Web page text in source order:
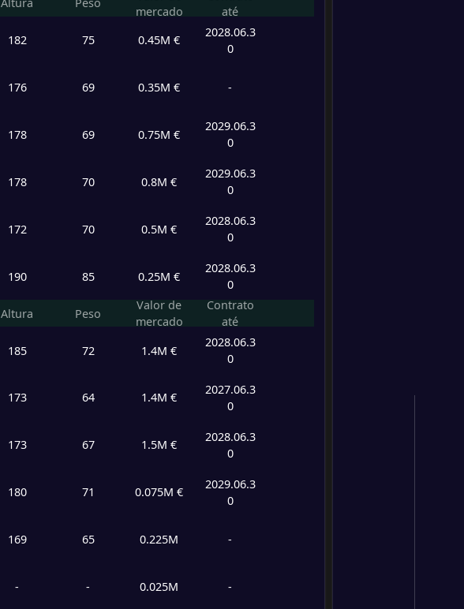
mercado
até
182 75 0.45M €
2028.06.3
0
176 69 0.35M € -
178 69 0.75M €
2029.06.3
0
178 70 0.8M €
2029.06.3
0
172 70 0.5M €
2028.06.3
0
190 85 0.25M €
2028.06.3
0
Altura Peso
Valor de
mercado
Contrato
até
185 72 1.4M €
2028.06.3
0
173 64 1.4M €
2027.06.3
0
173 67 1.5M €
2028.06.3
0
180 71 0.075M €
2029.06.3
0
169 65 0.225M -
- - 0.025M -